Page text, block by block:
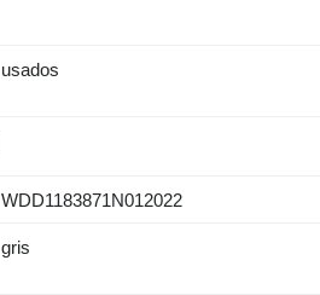
usados
WDD1183871N012022
gris